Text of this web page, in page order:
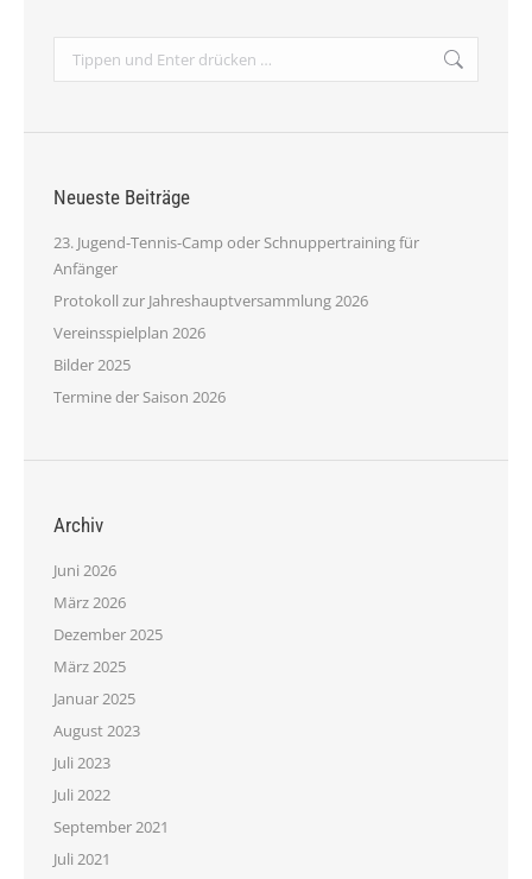
Neueste Beiträge
23. Jugend-Tennis-Camp oder Schnuppertraining für
Anfänger
Protokoll zur Jahreshauptversammlung 2026
Vereinsspielplan 2026
Bilder 2025
Termine der Saison 2026
Archiv
Juni 2026
März 2026
Dezember 2025
März 2025
Januar 2025
August 2023
Juli 2023
Juli 2022
September 2021
Juli 2021